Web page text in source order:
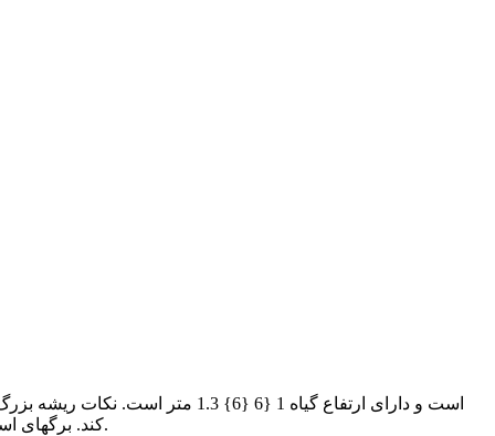
کند. برگهای استویا حاوی 6-12 ٪ گلیکوزیدهای اینولین است و محصول پریمیوم یک پودر سفید است که یک شیرین کننده طبیعی کم کالری و شیرین است.